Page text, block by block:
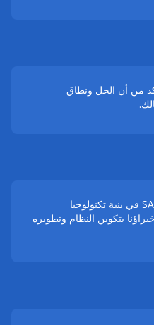
من أن الحل ونطاق
قم بتخصيص ودمج مكونات SAP في بنية تكنولوجيا
بتكوين النظام وتطويره